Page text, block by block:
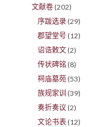
文献卷 (202)
序跋选录 (29)
郡望堂号 (12)
诏诰敕文 (2)
传状碑铭 (8)
祠庙墓苑 (53)
族规家训 (39)
奏折奏议 (2)
文论书表 (12)